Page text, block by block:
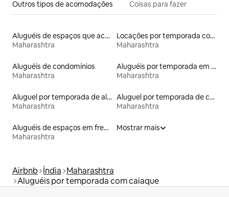
Outros tipos de acomodações Coisas para fazer
Aluguéis de espaços que aceitam animais de estimação
Maharashtra
Locações por temporada com piscina
Maharashtra
Aluguéis de condomínios
Maharashtra
Aluguéis por temporada em hotéis-fazenda
Maharashtra
Aluguel por temporada de alojamentos ecológicos
Maharashtra
Aluguel por temporada de casas de veraneio
Maharashtra
Aluguéis de espaços em frente à praia
Maharashtra
Mostrar mais
Airbnb Índia Maharashtra
Aluguéis por temporada com caiaque